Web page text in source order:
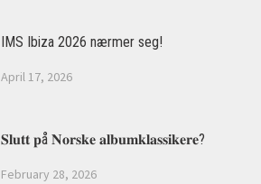
IMS Ibiza 2026 nærmer seg!
April 17, 2026
𝐒𝐥𝐮𝐭𝐭 𝐩å 𝐍𝐨𝐫𝐬𝐤𝐞 𝐚𝐥𝐛𝐮𝐦𝐤𝐥𝐚𝐬𝐬𝐢𝐤𝐞𝐫𝐞?
February 28, 2026